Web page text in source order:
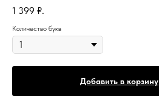
1 399 ₽.
Количество букв
Добавить в корзину